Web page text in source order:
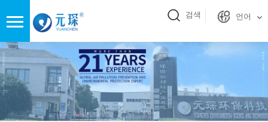
검색 언어